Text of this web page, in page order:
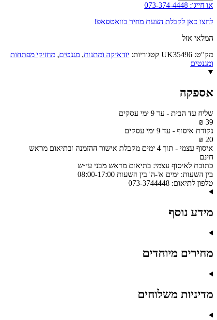
או חייגו: 073-374-4448
לחצו כאן לקבלת הצעת מחיר בוואטסאפ!
המלאי אזל
מק"ט: UK35496 קטגוריות: יודאיקה ומתנות, מגנטים, מחזיקי מפתחות
ומגנטים
אספקה
שליח עד הבית - עד 9 ימי עסקים
39 ₪
נקודת איסוף - עד 9 ימי עסקים
20 ₪
איסוף עצמי - תוך 4 ימים מקבלת אישור ההזמנה ובתיאום מראש
חינם
כתובת לאיסוף עצמי: בתיאום מראש מבני עי״ש
בין השעות: ימים א'-ה' בין השעות 08:00-17:00
טלפון לתיאום: 073-3744448
מידע נוסף
מחירים מיוחדים
מדיניות משלוחים